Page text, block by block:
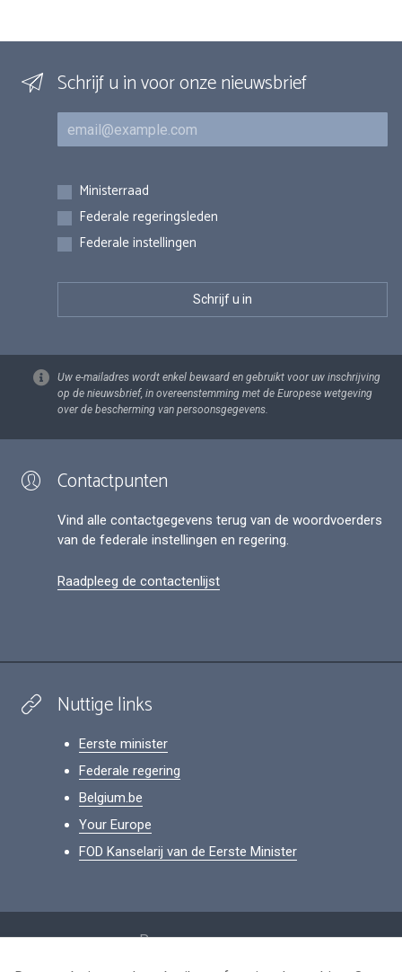
Schrijf u in voor onze nieuwsbrief
E-mail
Inschrijvingen
Ministerraad
Federale regeringsleden
Federale instellingen
Uw e-mailadres wordt enkel bewaard en gebruikt voor uw inschrijving
op de nieuwsbrief, in overeenstemming met de Europese wetgeving
over de bescherming van persoonsgegevens.
Contactpunten
Vind alle contactgegevens terug van de woordvoerders
van de federale instellingen en regering.
Raadpleeg de contactenlijst
Nuttige links
Eerste minister
Federale regering
Belgium.be
Your Europe
FOD Kanselarij van de Eerste Minister
Persoonsgegevens